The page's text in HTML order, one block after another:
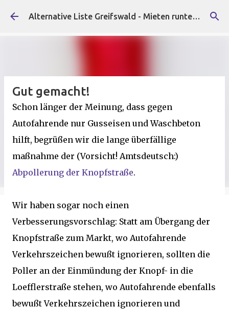
Direkt zum Hauptbereich Alternative Liste Greifswald - Mieten runter, Faschist*innen raus!
Gut gemacht!
Schon länger der Meinung, dass gegen
Autofahrende nur Gusseisen und Waschbeton
hilft, begrüßen wir die lange überfällige
maßnahme der (Vorsicht! Amtsdeutsch:)
Abpollerung der Knopfstraße.
Wir haben sogar noch einen
Verbesserungsvorschlag: Statt am Übergang der
Knopfstraße zum Markt, wo Autofahrende
Verkehrszeichen bewußt ignorieren, sollten die
Poller an der Einmündung der Knopf- in die
Loefflerstraße stehen, wo Autofahrende ebenfalls
bewußt Verkehrszeichen ignorieren und